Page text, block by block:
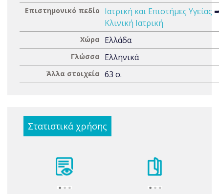
Επιστημονικό πεδίο Ιατρική και Επιστήμες Υγείας
Κλινική Ιατρική
Χώρα Ελλάδα
Γλώσσα Ελληνικά
Άλλα στοιχεία 63 σ.
Στατιστικά χρήσης